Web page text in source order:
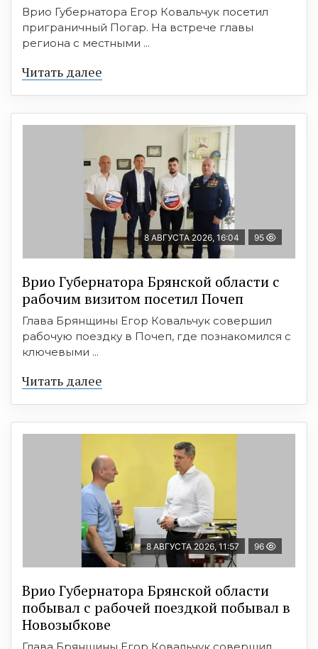
Врио Губернатора Егор Ковальчук посетил
приграничный Погар. На встрече главы
региона с местными ...
Читать далее
8 АВГУСТА 2026, 16:04 95
Врио Губернатора Брянской области с
рабочим визитом посетил Почеп
Глава Брянщины Егор Ковальчук совершил
рабочую поездку в Почеп, где познакомился с
ключевыми ...
Читать далее
8 АВГУСТА 2026, 11:57 96
Врио Губернатора Брянской области
побывал с рабочей поездкой побывал в
Новозыбкове
Глава Брянщины Егор Ковальчук совершил